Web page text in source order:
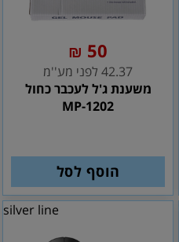
50
₪
42.37 לפני מע''מ
משענת ג'ל לעכבר כחול
MP-1202
הוסף לסל
silver line